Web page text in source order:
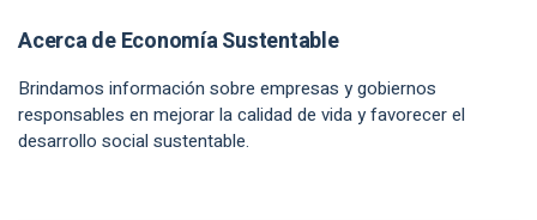
Acerca de Economía Sustentable
Brindamos información sobre empresas y gobiernos
responsables en mejorar la calidad de vida y favorecer el
desarrollo social sustentable.